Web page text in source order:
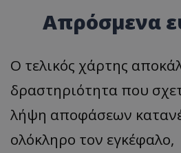
Απρόσμενα
Ο τελικός χάρτης
δραστηριότητα που
λήψη αποφάσεων
ολόκληρο τον εγκέφαλο,